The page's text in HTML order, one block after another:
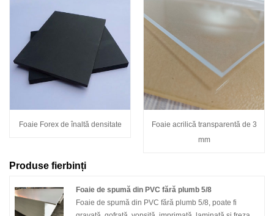
Foaie Forex de înaltă densitate
Foaie acrilică transparentă de 3
mm
Produse fierbinți
Foaie de spumă din PVC fără plumb 5/8
Foaie de spumă din PVC fără plumb 5/8, poate fi